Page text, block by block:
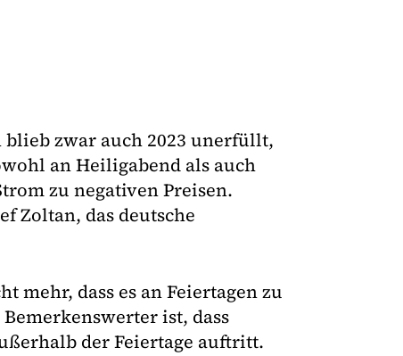
zwar auch 2023 unerfüllt,
an Heiligabend als auch
zu negativen Preisen.
Zoltan, das deutsche
dass es an Feiertagen zu
ist, dass
der Feiertage auftritt.